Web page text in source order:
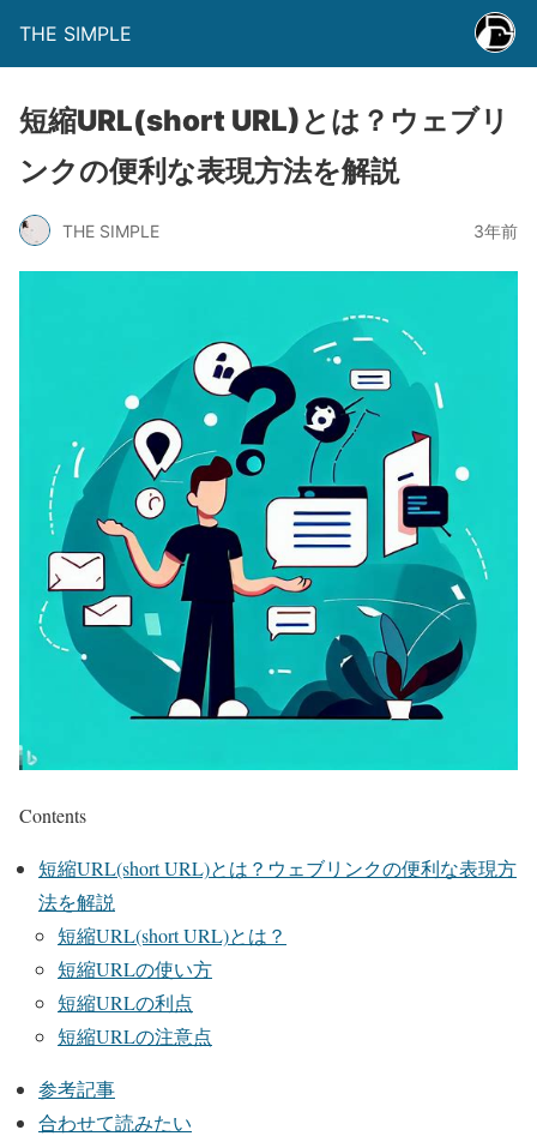
THE SIMPLE
短縮URL(short URL)とは？ウェブリ
ンクの便利な表現方法を解説
THE SIMPLE 3年前
Contents
短縮URL(short URL)とは？ウェブリンクの便利な表現方
法を解説
短縮URL(short URL)とは？
短縮URLの使い方
短縮URLの利点
短縮URLの注意点
参考記事
合わせて読みたい